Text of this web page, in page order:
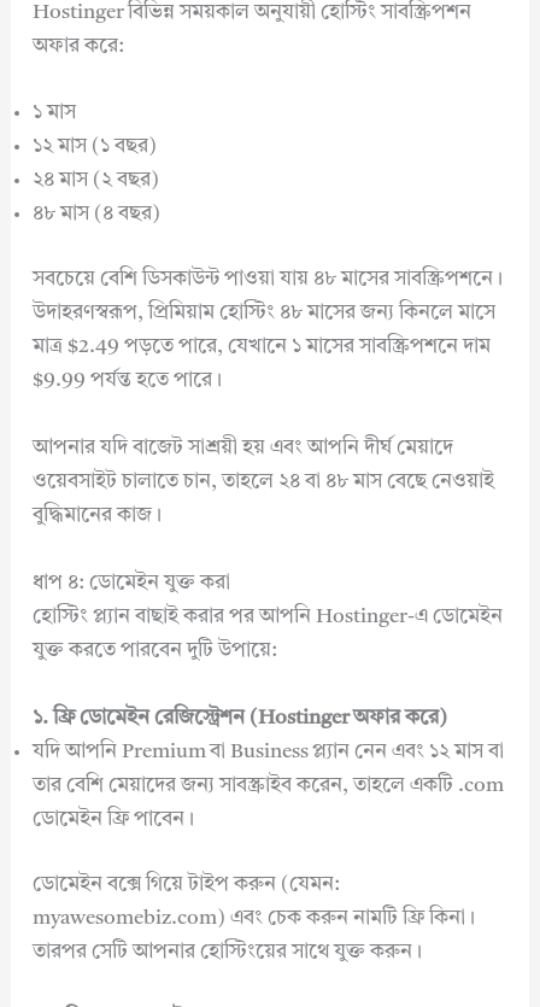
Hostinger বিভিন্ন সময়কাল অনুযায়ী হোস্টিং সাবস্ক্রিপশন
অফার করে:
১ মাস
১২ মাস (১ বছর)
২৪ মাস (২ বছর)
৪৮ মাস (৪ বছর)
সবচেয়ে বেশি ডিসকাউন্ট পাওয়া যায় ৪৮ মাসের সাবস্ক্রিপশনে।
উদাহরণস্বরূপ, প্রিমিয়াম হোস্টিং ৪৮ মাসের জন্য কিনলে মাসে
মাত্র $2.49 পড়তে পারে, যেখানে ১ মাসের সাবস্ক্রিপশনে দাম
$9.99 পর্যন্ত হতে পারে।
আপনার যদি বাজেট সাশ্রয়ী হয় এবং আপনি দীর্ঘ মেয়াদে
ওয়েবসাইট চালাতে চান, তাহলে ২৪ বা ৪৮ মাস বেছে নেওয়াই
বুদ্ধিমানের কাজ।
ধাপ ৪: ডোমেইন যুক্ত করা
হোস্টিং প্ল্যান বাছাই করার পর আপনি Hostinger-এ ডোমেইন
যুক্ত করতে পারবেন দুটি উপায়ে:
১. ফ্রি ডোমেইন রেজিস্ট্রেশন (Hostinger অফার করে)
যদি আপনি Premium বা Business প্ল্যান নেন এবং ১২ মাস বা
তার বেশি মেয়াদের জন্য সাবস্ক্রাইব করেন, তাহলে একটি .com
ডোমেইন ফ্রি পাবেন।
ডোমেইন বক্সে গিয়ে টাইপ করুন (যেমন:
myawesomebiz.com) এবং চেক করুন নামটি ফ্রি কিনা।
তারপর সেটি আপনার হোস্টিংয়ের সাথে যুক্ত করুন।